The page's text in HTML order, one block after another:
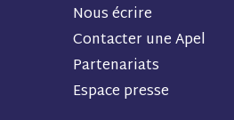
Nous écrire
Contacter une Apel
Partenariats
Espace presse